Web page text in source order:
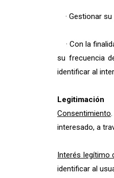
· Gestionar
· Con la
su frecuencia
identificar al
Legitimación
Consentimiento
interesado, a
Interés legítimo
identificar al